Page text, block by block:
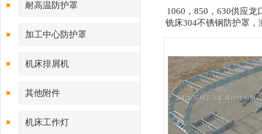
耐高温防护罩
加工中心防护罩
机床排屑机
其他附件
机床工作灯
1060，850，630供应龙
铣床304不锈钢防护罩，